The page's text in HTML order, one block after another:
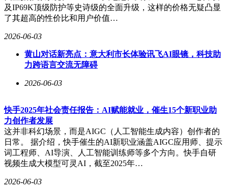
及IP69K顶级防护等史诗级的全面升级，这样的价格无疑凸显
了其超高的性价比和用户价值…
2026-06-03
黄山对话新亮点：意大利市长体验讯飞AI眼镜，科技助
力跨语言交流无障碍
2026-06-03
快手2025年社会责任报告：AI赋能就业，催生15个新职业助
力创作者发展
这并非科幻场景，而是AIGC（人工智能生成内容）创作者的
日常。 据介绍，快手催生的AI新职业涵盖AIGC应用师、提示
词工程师、AI导演、人工智能训练师等多个方向。快手自研
视频生成大模型可灵AI，截至2025年…
2026-06-03